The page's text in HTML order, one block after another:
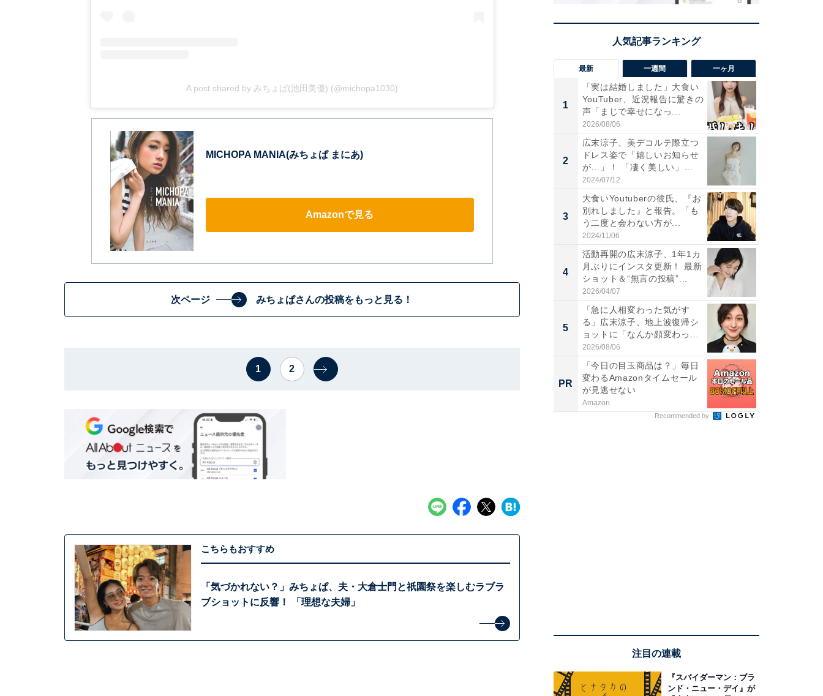
A post shared by みちょぱ(池田美優) (@michopa1030)
MICHOPA MANIA(みちょぱ まにあ)
Amazonで見る
次ページ みちょぱさんの投稿をもっと見る！
1 2
こちらもおすすめ
「気づかれない？」みちょぱ、夫・大倉士門と祇園祭を楽しむラブラ
ブショットに反響！ 「理想な夫婦」
最新 一週間 一ヶ月
1
「実は結婚しました」大食い
YouTuber、近況報告に驚きの
声「まじで幸せになっ...
2026/08/06
2
広末涼子、美デコルテ際立つ
ドレス姿で「嬉しいお知らせ
が…」！ 「凄く美しい」
「透...
2024/07/12
3
大食いYoutuberの彼氏、『お
別れしました』と報告。「も
う二度と会わない方が...
2024/11/06
4
活動再開の広末涼子、1年1カ
月ぶりにインスタ更新！ 最新
ショット＆“無言の投稿”...
2026/04/07
5
「急に人相変わった気がす
る」広末涼子、地上波復帰シ
ョットに「なんか顔変わっ
た」の...
2026/08/06
PR
「今日の目玉商品は？」毎日
変わるAmazonタイムセール
が見逃せない
Amazon
Recommended by
注目の連載
『スパイダーマン：ブラ
ンド・ニュー・デイ』が